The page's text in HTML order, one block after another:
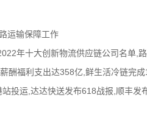
运输保障工作
年十大创新物流供应链公司名单,
酬福利支出达358亿,鲜生活冷链完成
投运,达达快送发布618战报,顺丰发